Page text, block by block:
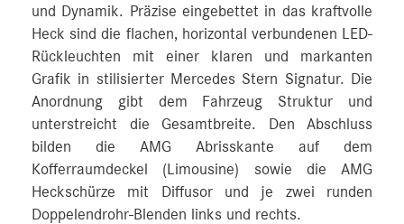
und Dynamik. Präzise eingebettet in das kraftvolle
Heck sind die flachen, horizontal verbundenen LED-
Rückleuchten mit einer klaren und markanten
Grafik in stilisierter Mercedes Stern Signatur. Die
Anordnung gibt dem Fahrzeug Struktur und
unterstreicht die Gesamtbreite. Den Abschluss
bilden die AMG Abrisskante auf dem
Kofferraumdeckel (Limousine) sowie die AMG
Heckschürze mit Diffusor und je zwei runden
Doppelendrohr-Blenden links und rechts.